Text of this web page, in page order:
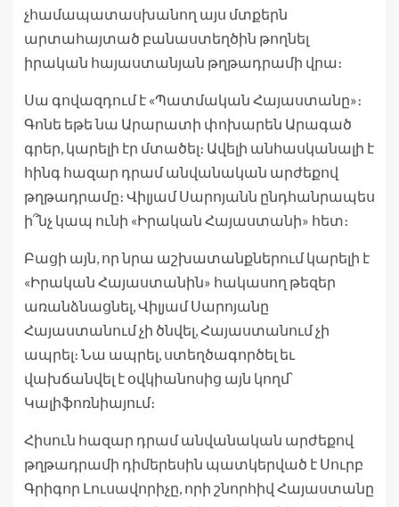
չհամապատասխանող այս մտքերն
արտահայտած բանաստեղծին թողնել
իրական հայաստանյան թղթադրամի վրա։
Սա գովազդում է «Պատմական Հայաստանը»։
Գոնե եթե նա Արարատի փոխարեն Արագած
գրեր, կարելի էր մտածել։ Ավելի անհասկանալի է
հինգ հազար դրամ անվանական արժեքով
թղթադրամը։ Վիլյամ Սարոյանն ընդհանրապես
ի՞նչ կապ ունի «Իրական Հայաստանի» հետ։
Բացի այն, որ նրա աշխատանքներում կարելի է
«Իրական Հայաստանին» հակասող թեզեր
առանձնացնել, Վիլյամ Սարոյանը
Հայաստանում չի ծնվել, Հայաստանում չի
ապրել։ Նա ապրել, ստեղծագործել եւ
վախճանվել է օվկիանոսից այն կողմ՝
Կալիֆոռնիայում։
Հիսուն հազար դրամ անվանական արժեքով
թղթադրամի դիմերեսին պատկերված է Սուրբ
Գրիգոր Լուսավորիչը, որի շնորհիվ Հայաստանը